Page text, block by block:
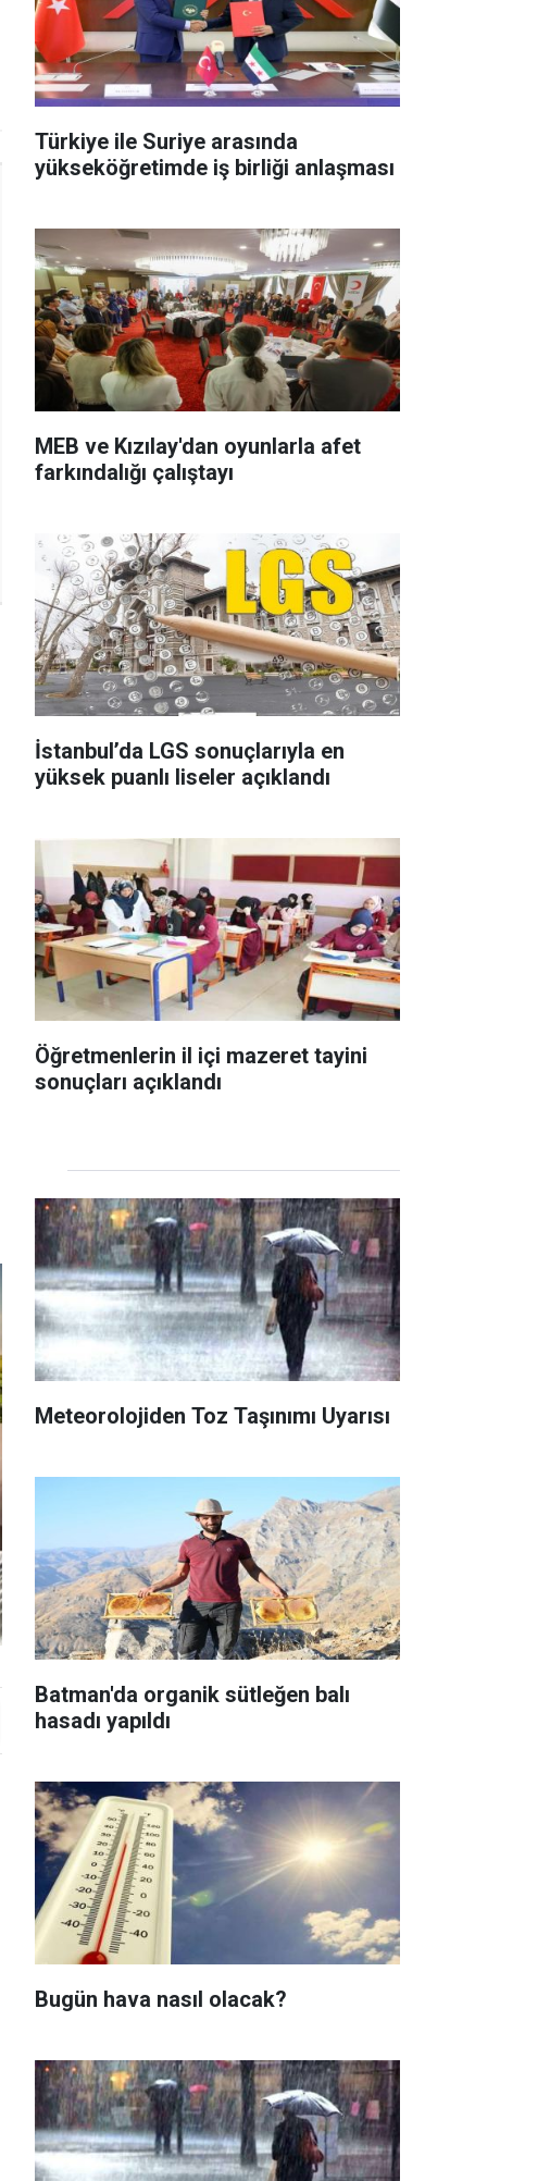
Türkiye ile Suriye arasında
yükseköğretimde iş birliği anlaşması
MEB ve Kızılay'dan oyunlarla afet
farkındalığı çalıştayı
İstanbul’da LGS sonuçlarıyla en
yüksek puanlı liseler açıklandı
Öğretmenlerin il içi mazeret tayini
sonuçları açıklandı
Meteorolojiden Toz Taşınımı Uyarısı
Batman'da organik sütleğen balı
hasadı yapıldı
Bugün hava nasıl olacak?